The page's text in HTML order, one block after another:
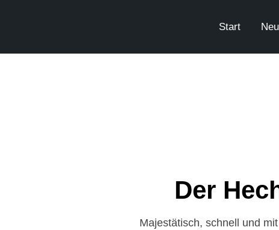
Start
Der
Majestätisch, schnell und